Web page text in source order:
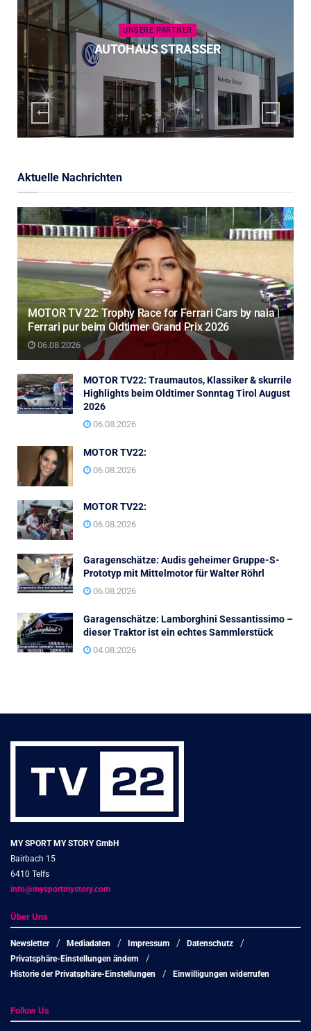
UNSERE PARTNER
AUTOHAUS STRASSER
Aktuelle Nachrichten
MOTOR TV 22: Trophy Race for Ferrari Cars by naia |
Ferrari pur beim Oldtimer Grand Prix 2026
06.08.2026
MOTOR TV22: Traumautos, Klassiker & skurrile
Highlights beim Oldtimer Sonntag Tirol August
2026
06.08.2026
MOTOR TV22:
06.08.2026
MOTOR TV22:
06.08.2026
Garagenschätze: Audis geheimer Gruppe-S-
Prototyp mit Mittelmotor für Walter Röhrl
06.08.2026
Garagenschätze: Lamborghini Sessantissimo –
dieser Traktor ist ein echtes Sammlerstück
04.08.2026
MY SPORT MY STORY GmbH
Bairbach 15
6410 Telfs
info@mysportmystory.com
Über Uns
Newsletter Mediadaten Impressum
Datenschutz
Privatsphäre-Einstellungen ändern
Historie der Privatsphäre-Einstellungen
Einwilligungen widerrufen
Follow Us